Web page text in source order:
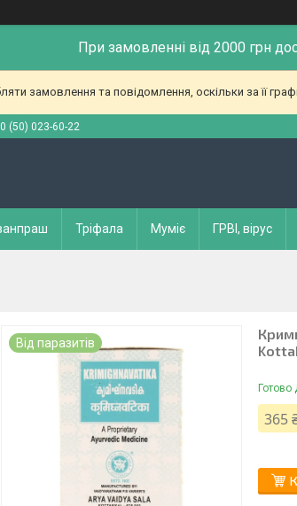
При замовленні від 2000 грн
замовлення та повідомлення, оскільки за її
(50) 023-60-22
Тріфала Муміє ГРВІ, вірус
Від паразитів
Готово
365